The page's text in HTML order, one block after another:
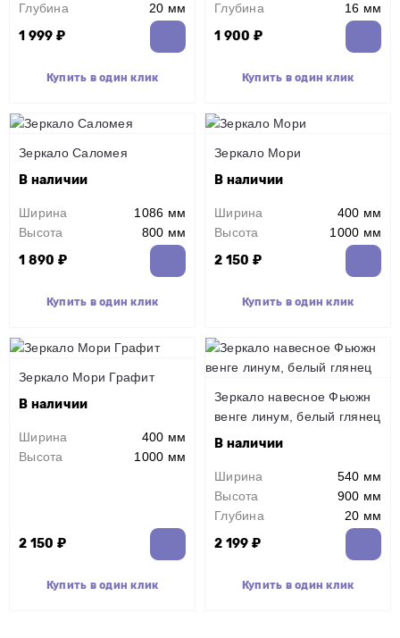
Глубина
20 мм
1 999 ₽
Купить в один клик
Глубина
16 мм
1 900 ₽
Купить в один клик
Зеркало Саломея
В наличии
Ширина
1086 мм
Высота
800 мм
1 890 ₽
Купить в один клик
Зеркало Мори
В наличии
Ширина
400 мм
Высота
1000 мм
2 150 ₽
Купить в один клик
Зеркало Мори Графит
В наличии
Ширина
400 мм
Высота
1000 мм
2 150 ₽
Купить в один клик
Зеркало навесное Фьюжн
венге линум, белый глянец
В наличии
Ширина
540 мм
Высота
900 мм
Глубина
20 мм
2 199 ₽
Купить в один клик